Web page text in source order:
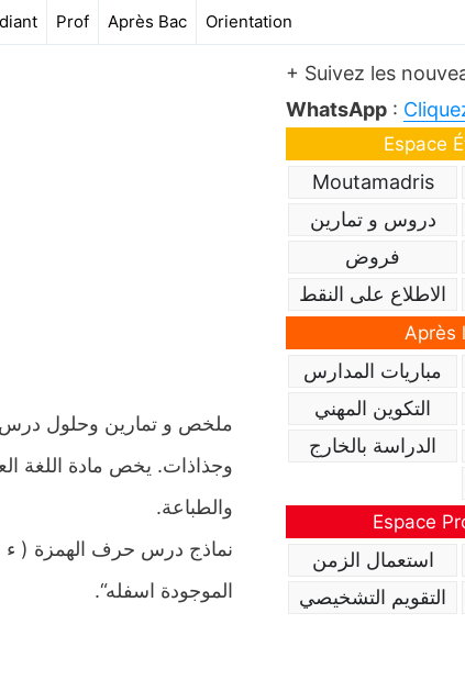
Prof Après Bac Orientation
وجذاذات. يخص مادة اللغة
والطباعة.
نماذج درس حرف الهمزة ( ء
الموجودة اسفله“.
+ Suivez les
WhatsApp :
Espace
Moutamadris
دروس و تمارين
فروض
الاطلاع على النقط
Après
مباريات المدارس
التكوين المهني
الدراسة بالخارج
Espace
استعمال الزمن
التقويم التشخيصي